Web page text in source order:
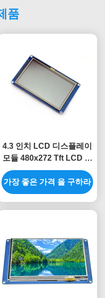
품
4.3 인치 LCD 디스플레이
모듈 480x272 Tft LCD 디
스플레이 SSD1963 컬러
액정 표시 장치 디스플레
이 모듈
가장 좋은 가격 을 구하라